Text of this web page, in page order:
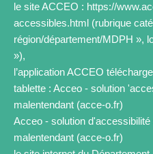
le site ACCEO : https://
accessibles.html (rubrique
région/département/MDPH »,
»),
l’application ACCEO
tablette : Acceo - solution
malentendant (acce-o.fr)
Acceo - solution
malentendant (acce-o.fr)